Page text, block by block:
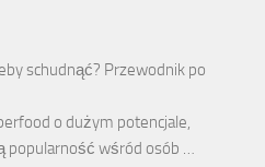
schudnąć? Przewodnik po
o dużym potencjale,
popularność wśród osób …